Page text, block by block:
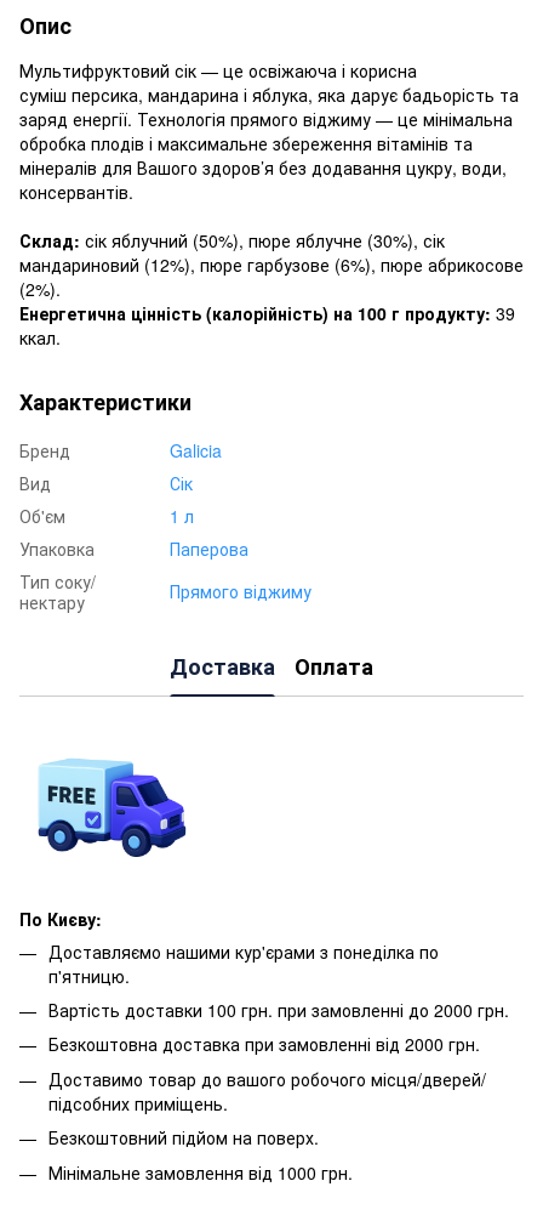
Опис
Мультифруктовий сік — це освіжаюча і корисна
суміш персика, мандарина і яблука, яка дарує бадьорість та
заряд енергії. Технологія прямого віджиму — це мінімальна
обробка плодів і максимальне збереження вітамінів та
мінералів для Вашого здоров’я без додавання цукру, води,
консервантів.
Склад: сік яблучний (50%), пюре яблучне (30%), сік
мандариновий (12%), пюре гарбузове (6%), пюре абрикосове
(2%).
Енергетична цінність (калорійність) на 100 г продукту: 39
ккал.
Характеристики
Бренд
Galicia
Вид
Сік
Об'єм
1 л
Упаковка
Паперова
Тип соку/
нектару
Прямого віджиму
Доставка Оплата
По Києву:
Доставляємо нашими кур'єрами з понеділка по
п'ятницю.
Вартість доставки 100 грн. при замовленні до 2000 грн.
Безкоштовна доставка при замовленні від 2000 грн.
Доставимо товар до вашого робочого місця/дверей/
підсобних приміщень.
Безкоштовний підйом на поверх.
Мінімальне замовлення від 1000 грн.